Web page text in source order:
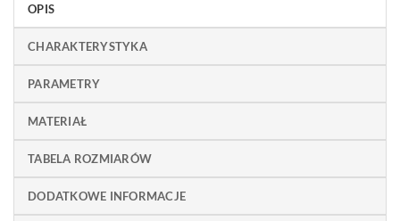
OPIS
CHARAKTERYSTYKA
PARAMETRY
MATERIAŁ
TABELA ROZMIARÓW
DODATKOWE INFORMACJE